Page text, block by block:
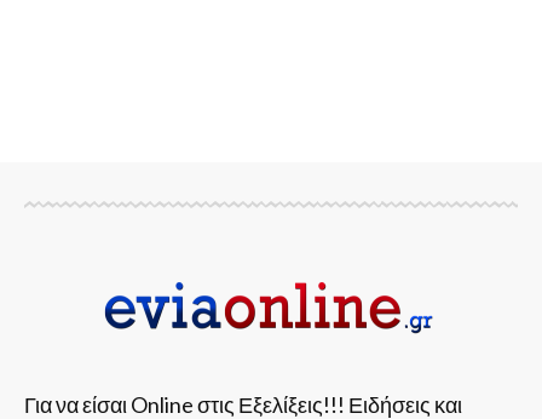
Για να είσαι Online στις Εξελίξεις!!! Ειδήσεις και